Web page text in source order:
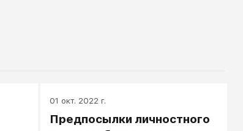
01 окт. 2022 г.
Предпосылки личностного